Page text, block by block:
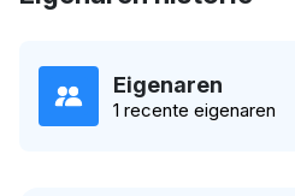
Eigenaren
1 recente eigenaren